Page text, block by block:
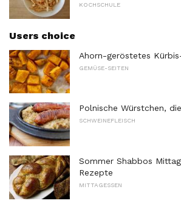
KOCHSCHULE
Users choice
Ahorn-geröstetes
GEMÜSE-SEITEN
Polnische Würstchen,
SCHWEINEFLEISCH
Sommer Shabbos
Rezepte
MITTAGESSEN